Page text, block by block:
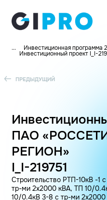
... Инвестиционная программа
Инвестиционный проект I_I-
ПРЕДЫДУЩИЙ
ПАО
РЕГИОН»
I_I-219751
Строительство РТП-10кВ -1
тр-ми 2х2000 кВА, ТП 10/
10/0.4кВ 3-8 с тр-ми